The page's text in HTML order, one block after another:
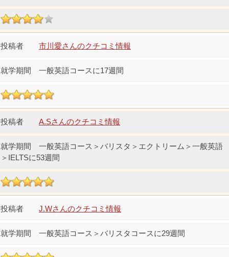
市川愛さんのクチコミ情報
一般英語コースに17週間
A.Sさんのクチコミ情報
一般英語コース＞バリスタ＞エクトリーム＞一般英語
＞IELTSに53週間
J.Wさんのクチコミ情報
一般英語コース＞バリスタコースに29週間